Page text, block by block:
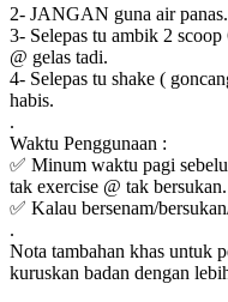
2- JANGAN guna air panas.
3- Selepas tu ambik 2
@ gelas tadi.
4- Selepas tu shake (
habis.
.
Waktu Penggunaan :
✅ Minum waktu pagi
tak exercise @ tak bersukan.
✅ Kalau bersenam/
.
Nota tambahan khas untuk
kuruskan badan dengan